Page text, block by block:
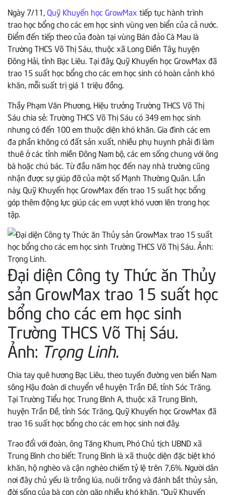
Ngày 7/11,Quỹ Khuyến học GrowMax tiếp tục hành trình
trao học bổng cho các em học sinh vùng ven biển của cả nước.
Điểm đến tiếp theo của đoàn tại vùng Bán đảo Cà Mau là
Trường THCS Võ Thị Sáu, thuộc xã Long Điền Tây, huyện
Đông Hải, tỉnh Bạc Liêu. Tại đây, Quỹ Khuyến học GrowMax đã
trao 15 suất học bổng cho các em học sinh có hoàn cảnh khó
khăn, mỗi suất trị giá 1 triệu đồng.
Thầy Phạm Văn Phương, Hiệu trưởng Trường THCS Võ Thị
Sáu chia sẻ: Trường THCS Võ Thị Sáu có 349 em học sinh
nhưng có đến 100 em thuộc diện khó khăn. Gia đình các em
đa phần không có đất sản xuất, nhiều phụ huynh phải đi làm
thuê ở các tỉnh miền Đông Nam bộ, các em sống chung với ông
bà hoặc chú bác. Từ đầu năm học đến nay nhà trường cũng
nhận được sự giúp đỡ của một số Mạnh Thường Quân. Lần
này, Quỹ Khuyến học GrowMax đến trao 15 suất học bổng
góp thêm động lực giúp các em vượt khó vươn lên trong học
tập.
Đại diện Công ty Thức ăn Thủy
sản GrowMax trao 15 suất học
bổng cho các em học sinh
Trường THCS Võ Thị Sáu.
Ảnh: Trọng Linh.
Chia tay quê hương Bạc Liêu, theo tuyến đường ven biển Nam
sông Hậu đoàn di chuyển về huyện Trần Đề, tỉnh Sóc Trăng.
Tại Trường Tiểu học Trung Bình A, thuộc xã Trung Bình,
huyện Trần Đề, tỉnh Sóc Trăng, Quỹ Khuyến học GrowMax đã
trao 16 suất học bổng cho các em học sinh nơi đây.
Trao đổi với đoàn, ông Tăng Khum, Phó Chủ tịch UBND xã
Trung Bình cho biết: Trung Bình là xã thuộc diện đặc biệt khó
khăn, hộ nghèo và cận nghèo chiếm tỷ lệ trên 7,6%. Người dân
nơi đây chủ yếu là trồng lúa, nuôi trồng và đánh bắt thủy sản,
đời sống của bà con còn gặp nhiều khó khăn. “Quỹ Khuyến